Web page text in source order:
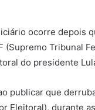
ocorre depois
Tribunal
do presidente
publicar que
Eleitoral), durante